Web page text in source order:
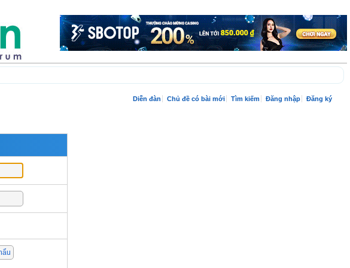
Diễn đàn Chủ đề có bài mới Tìm kiếm Đăng nhập Đăng ký